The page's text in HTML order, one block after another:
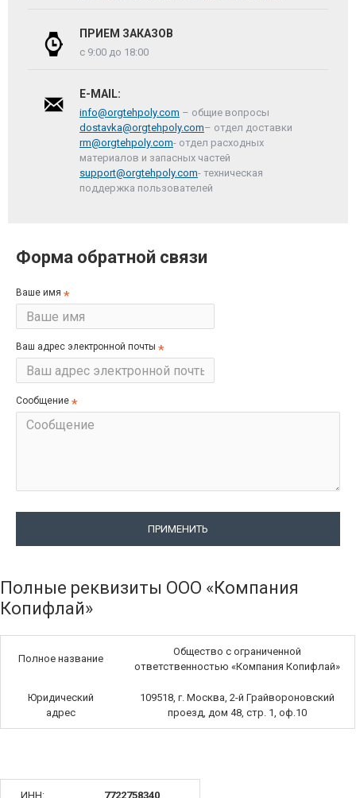
ПРИЕМ ЗАКАЗОВ
с 9:00 до 18:00
E-MAIL:
info@orgtehpoly.com – общие вопросы
dostavka@orgtehpoly.com– отдел доставки
rm@orgtehpoly.com- отдел расходных
материалов и запасных частей
support@orgtehpoly.com- техническая
поддержка пользователей
Форма обратной связи
Ваше имя
Ваш адрес электронной почты
Сообщение
ПРИМЕНИТЬ
Полные реквизиты ООО «Компания
Копифлай»
Полное название
Общество с ограниченной
ответственностью «Компания Копифлай»
Юридический
адрес
109518, г. Москва, 2-й Грайвороновский
проезд, дом 48, стр. 1, оф.10
ИНН: 7722758340